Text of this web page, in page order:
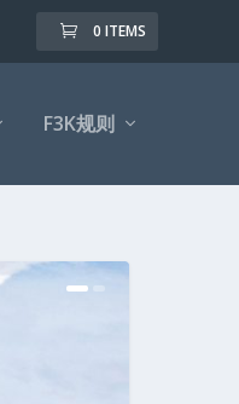
0 ITEMS
F3K规则